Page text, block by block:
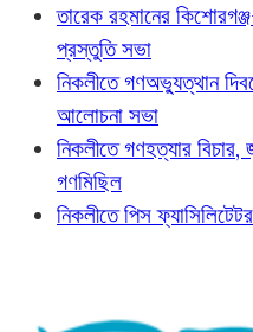
তারেক রহমানের
প্রস্তুতি সভা
নিকলীতে গণঅভ্যুত্থান
আলোচনা সভা
নিকলীতে গণহত্যার বিচার,
গণমিছিল
নিকলীতে পিস